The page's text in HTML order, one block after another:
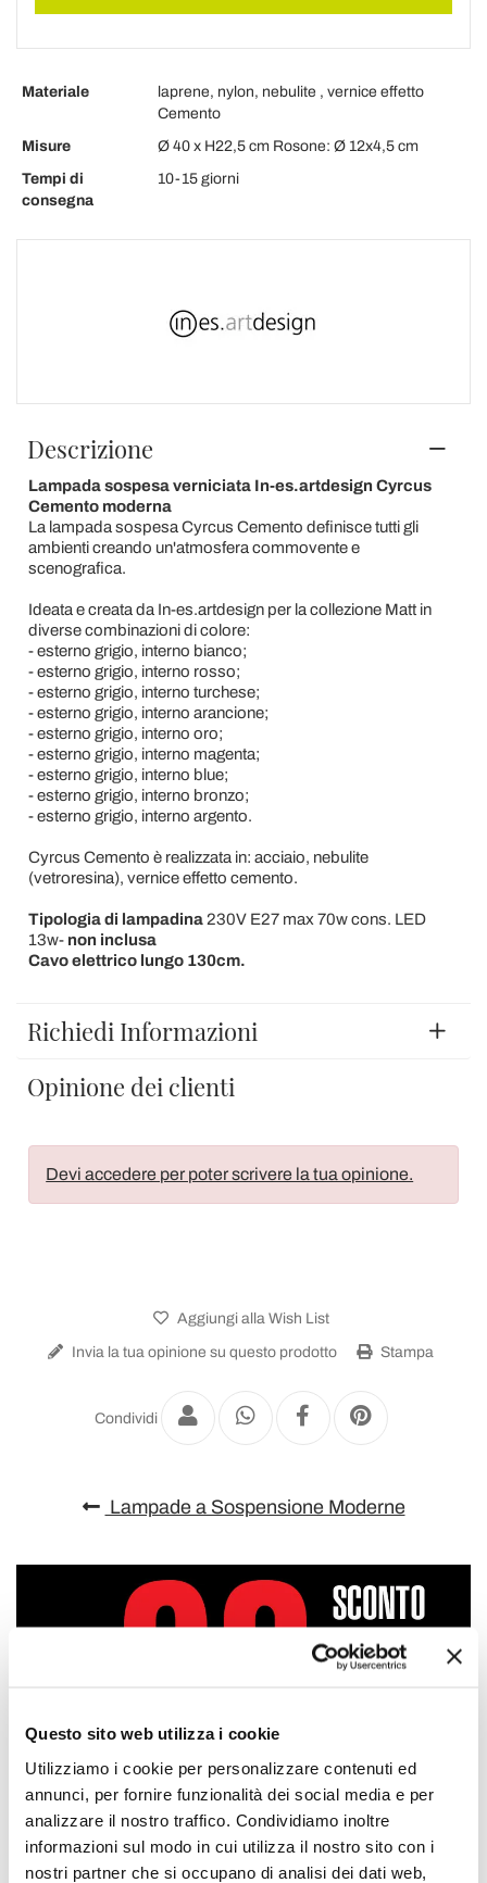
Questo sito web utilizza i cookie
Utilizziamo i cookie per personalizzare contenuti ed
annunci, per fornire funzionalità dei social media e per
analizzare il nostro traffico. Condividiamo inoltre
informazioni sul modo in cui utilizza il nostro sito con i
nostri partner che si occupano di analisi dei dati web,
Materiale
laprene, nylon, nebulite , vernice effetto
Cemento
Misure
Ø 40 x H22,5 cm Rosone: Ø 12x4,5 cm
Tempi di
consegna
10-15 giorni
Descrizione
Lampada sospesa verniciata In-es.artdesign Cyrcus
Cemento moderna
La lampada sospesa Cyrcus Cemento definisce tutti gli
ambienti creando un'atmosfera commovente e
scenografica.
Ideata e creata da In-es.artdesign per la collezione Matt in
diverse combinazioni di colore:
- esterno grigio, interno bianco;
- esterno grigio, interno rosso;
- esterno grigio, interno turchese;
- esterno grigio, interno arancione;
- esterno grigio, interno oro;
- esterno grigio, interno magenta;
- esterno grigio, interno blue;
- esterno grigio, interno bronzo;
- esterno grigio, interno argento.
Cyrcus Cemento è realizzata in: acciaio, nebulite
(vetroresina), vernice effetto cemento.
Tipologia di lampadina 230V E27 max 70w cons. LED
13w- non inclusa
Cavo elettrico lungo 130cm.
Richiedi Informazioni
Opinione dei clienti
Devi accedere per poter scrivere la tua opinione.
Aggiungi alla Wish List
Invia la tua opinione su questo prodotto Stampa
Condividi
Lampade a Sospensione Moderne